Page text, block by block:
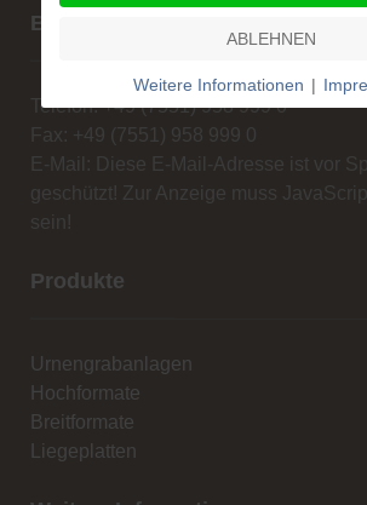
Beratung und Verkauf
Telefon: +49 (7551) 958 999 0
Fax: +49 (7551) 958 999 0
E-Mail: Diese E-Mail-Adresse ist vor
geschützt! Zur Anzeige muss
sein!
Produkte
Urnengrabanlagen
Hochformate
Breitformate
Liegeplatten
ABLEHNEN
Weitere Informationen |